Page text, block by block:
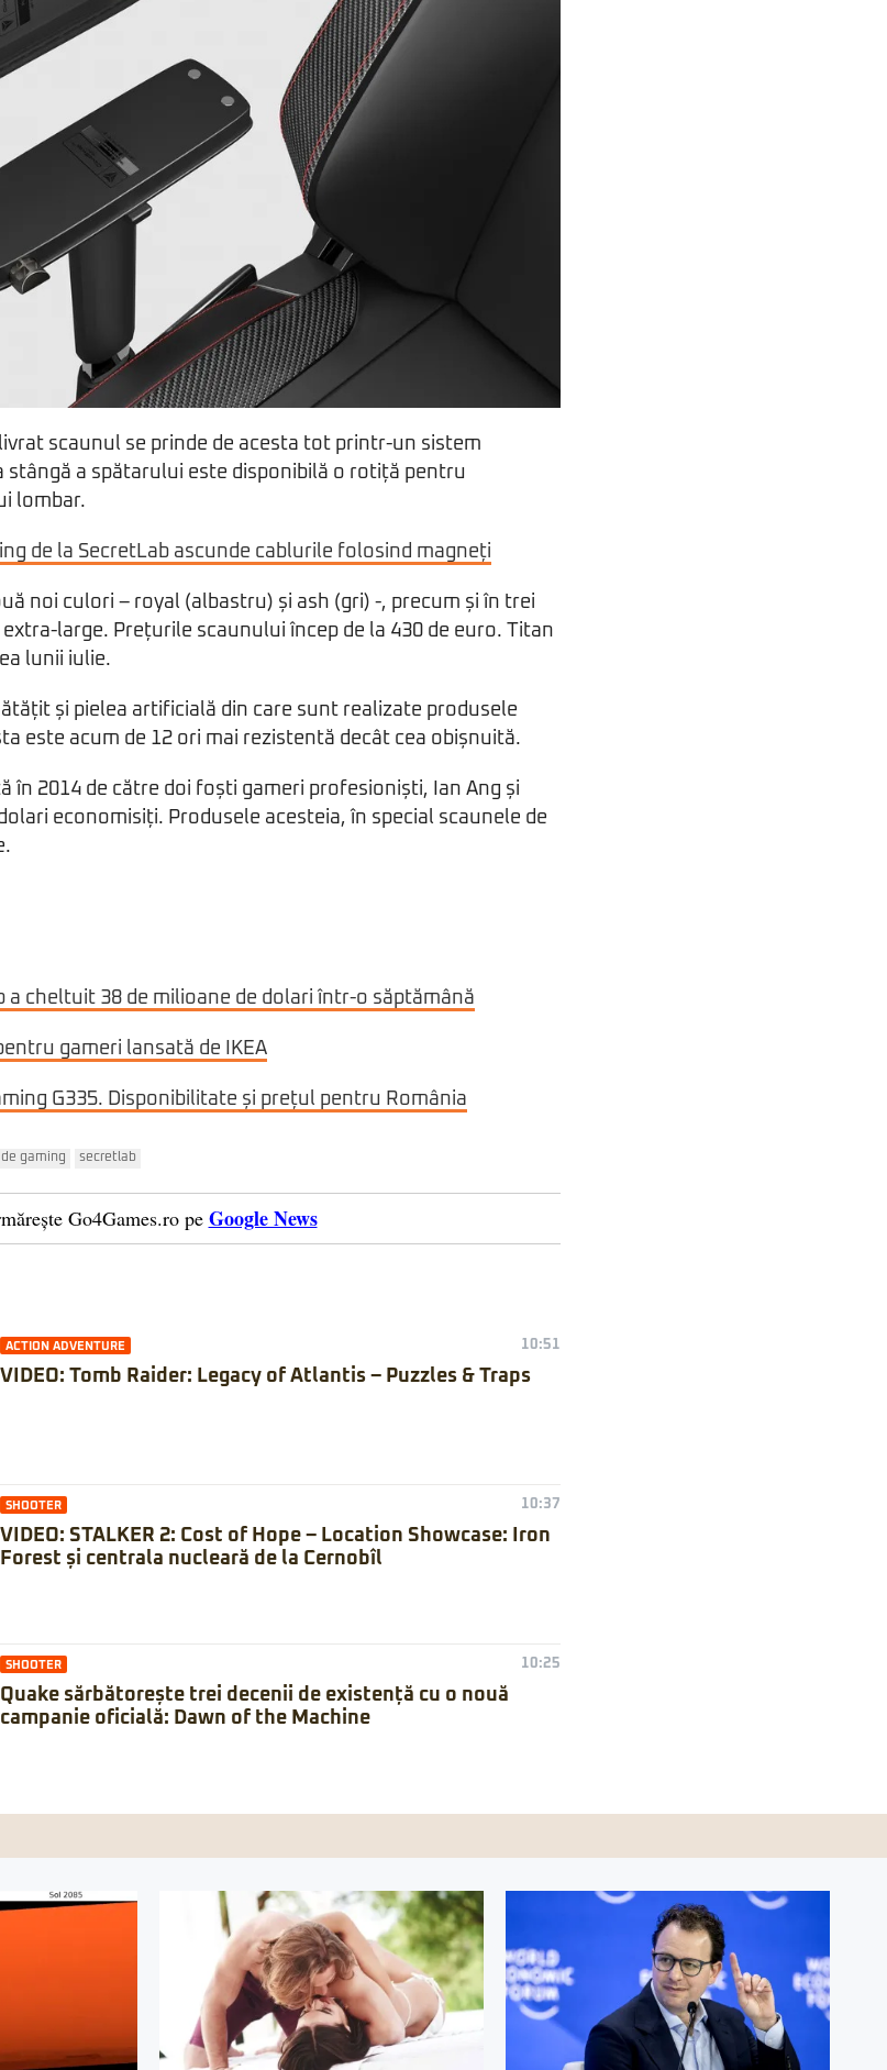
scaunul se prinde de acesta tot printr-un sistem
stângă a spătarului este disponibilă o rotiță pentru
lombar.
de la SecretLab ascunde cablurile folosind magneți
noi culori – royal (albastru) și ash (gri) -, precum și în trei
large. Prețurile scaunului încep de la 430 de euro. Titan
lunii iulie.
și pielea artificială din care sunt realizate produsele
este acum de 12 ori mai rezistentă decât cea obișnuită.
în 2014 de către doi foști gameri profesioniști, Ian Ang și
economisiți. Produsele acesteia, în special scaunele de
a cheltuit 38 de milioane de dolari într-o săptămână
gameri lansată de IKEA
G335. Disponibilitate și prețul pentru România
gaming secretlab
Go4Games.ro pe Google News
ACTION ADVENTURE 10:51
VIDEO: Tomb Raider: Legacy of Atlantis – Puzzles & Traps
SHOOTER 10:37
VIDEO: STALKER 2: Cost of Hope – Location Showcase: Iron
Forest și centrala nucleară de la Cernobîl
SHOOTER 10:25
Quake sărbătorește trei decenii de existență cu o nouă
campanie oficială: Dawn of the Machine